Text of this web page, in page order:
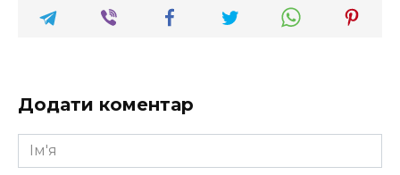
Додати коментар
Ім'я
*